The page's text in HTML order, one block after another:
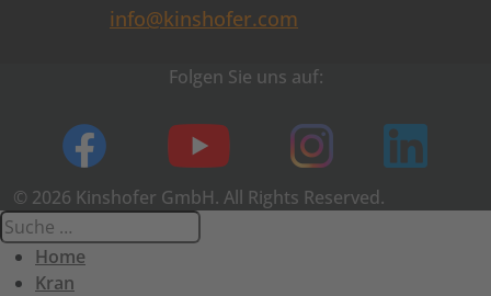
info@kinshofer.com
Folgen Sie uns auf:
© 2026 Kinshofer GmbH. All Rights Reserved.
Home
Kran